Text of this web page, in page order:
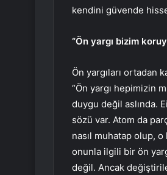
kendini güvende
“Ön yargı bizim
Ön yargıları ortadan
“Ön yargı hepimizin
duygu değil aslında.
sözü var. Atom da
nasıl muhatap olup,
onunla ilgili bir ön
değil. Ancak